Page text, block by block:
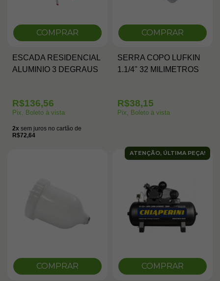
COMPRAR
ESCADA RESIDENCIAL
ALUMINIO 3 DEGRAUS
R$136,56
Pix, Boleto à vista
2x sem juros no cartão de
R$72,64
COMPRAR
SERRA COPO LUFKIN
1.1/4" 32 MILIMETROS
R$38,15
Pix, Boleto à vista
COMPRAR
ATENÇÃO, ÚLTIMA PEÇA!
COMPRAR